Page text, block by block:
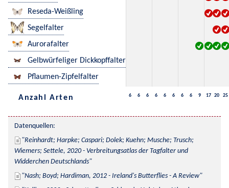
Reseda-Weißling
Segelfalter
Aurorafalter
Gelbwürfeliger Dickkopffalter
Pflaumen-Zipfelfalter
Anzahl Arten 6 6 6 6 6 6 6 6 9 17 20 25
Datenquellen:
Reinhardt; Harpke; Caspari; Dolek; Kuehn; Musche; Trusch;
Wiemers; Settele, 2020 - Verbreitungsatlas der Tagfalter und
Widderchen Deutschlands
Nash; Boyd; Hardiman, 2012 - Ireland's Butterflies - A Review